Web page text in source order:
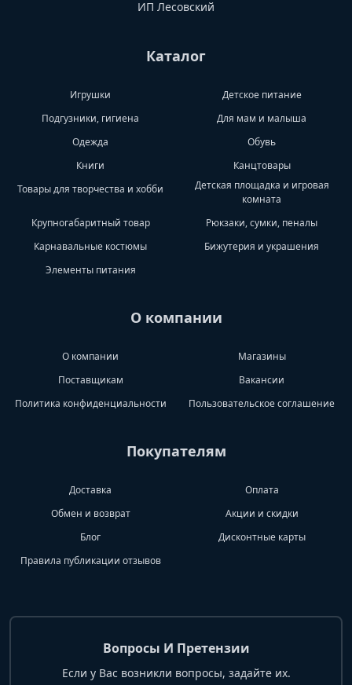
ИП Лесовский
Каталог
Игрушки
Детское питание
Подгузники, гигиена
Для мам и малыша
Одежда
Обувь
Книги
Канцтовары
Товары для творчества и хобби
Детская площадка и игровая
комната
Крупногабаритный товар
Рюкзаки, сумки, пеналы
Карнавальные костюмы
Бижутерия и украшения
Элементы питания
О компании
О компании
Магазины
Поставщикам
Вакансии
Политика конфиденциальности
Пользовательское соглашение
Покупателям
Доставка
Оплата
Обмен и возврат
Акции и скидки
Блог
Дисконтные карты
Правила публикации отзывов
Вопросы И Претензии
Если у Вас возникли вопросы, задайте их.